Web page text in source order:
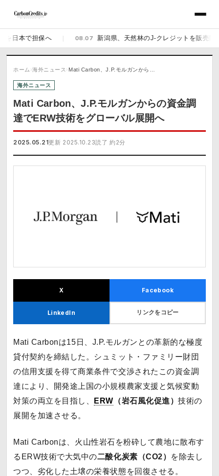
本で担保へ | 08.07 新潟県、天然林のJ-クレジットを販売開始
ホーム ›海外ニュース › Mati Carbon、J.P.モルガンから…
海外ニュース
Mati Carbon、J.P.モルガンからの資金調
達でERW技術をグローバル展開へ
2025.05.21更新 2025.10.23読了 約2分
X Facebook
LinkedIn リンクをコピー
Mati Carbonは15日、J.P.モルガンとの革新的な極度
貸付契約を締結した。シュミット・ファミリー財団
の信用支援を得て商業条件で交渉されたこの資金調
達により、開発途上国の小規模農家支援と気候変動
対策の両立を目指し、
ERW （岩石風化促進）技術の
展開を加速させる。
Mati Carbonは、火山性岩石を粉砕して農地に散布す
るERW技術で大気中の二酸化炭素（CO2） を除去し
つつ、劣化した土壌の栄養状態を回復させる。